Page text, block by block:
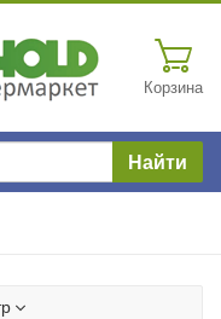
Корзина
Найти